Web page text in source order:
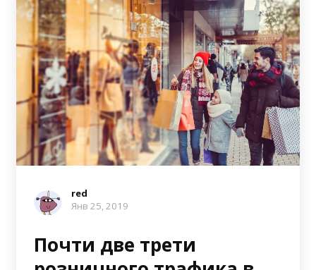
red
Янв 25, 2019
Почти две трети